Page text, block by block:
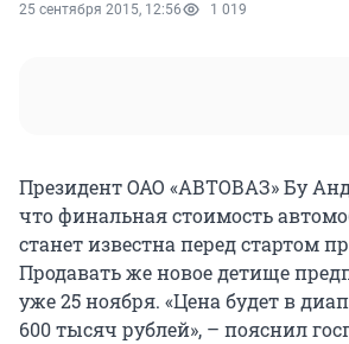
25 сентября 2015, 12:56 1 019
Президент ОАО «АВТОВАЗ» Бу
что финальная стоимость
станет известна перед стартом
Продавать же новое детище
уже 25 ноября. «Цена будет в
600 тысяч рублей», – пояснил